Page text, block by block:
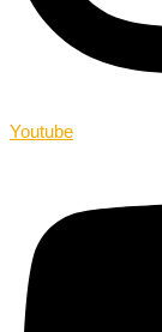
Youtube